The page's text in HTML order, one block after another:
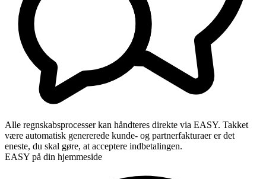
Alle regnskabsprocesser kan håndteres direkte via EASY. Takket
være automatisk genererede kunde- og partnerfakturaer er det
eneste, du skal gøre, at acceptere indbetalingen.
EASY på din hjemmeside